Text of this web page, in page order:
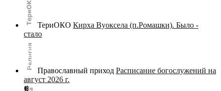
ТериОКО Кирха Вуоксела (п.Ромашки). Было -
стало
Православный приход Расписание богослужений на
август 2026 г.